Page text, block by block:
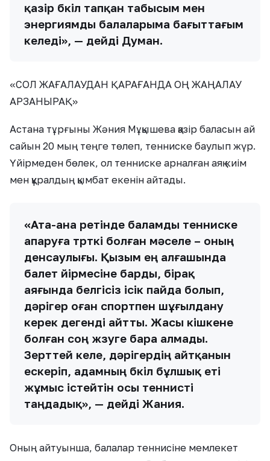
қазір бүкіл тапқан табысым мен
энергиямды балаларыма бағыттағым
келеді», — дейді Думан.
«СОЛ ЖАҒАЛАУДАН ҚАРАҒАНДА ОҢ ЖАҢАЛАУ
АРЗАНЫРАҚ»
Астана тұрғыны Жәния Мұқышева қазір баласын ай
сайын 20 мың теңге төлеп, тенниске баулып жүр.
Үйірмеден бөлек, ол тенниске арналған аяқ киім
мен құралдың қымбат екенін айтады.
«Ата-ана ретінде баламды тенниске
апаруға түрткі болған мәселе – оның
денсаулығы. Қызым ең алғашында
балет үйірмесіне барды, бірақ
аяғында белгісіз ісік пайда болып,
дәрігер оған спортпен шұғылдану
керек дегенді айтты. Жасы кішкене
болған соң жүзуге бара алмады.
Зерттей келе, дәрігердің айтқанын
ескеріп, адамның бүкіл бұлшық еті
жұмыс істейтін осы теннисті
таңдадық», — дейді Жания.
Оның айтуынша, балалар теннисіне мемлекет